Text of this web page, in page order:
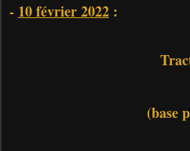
- 10 février 2022 :
(base